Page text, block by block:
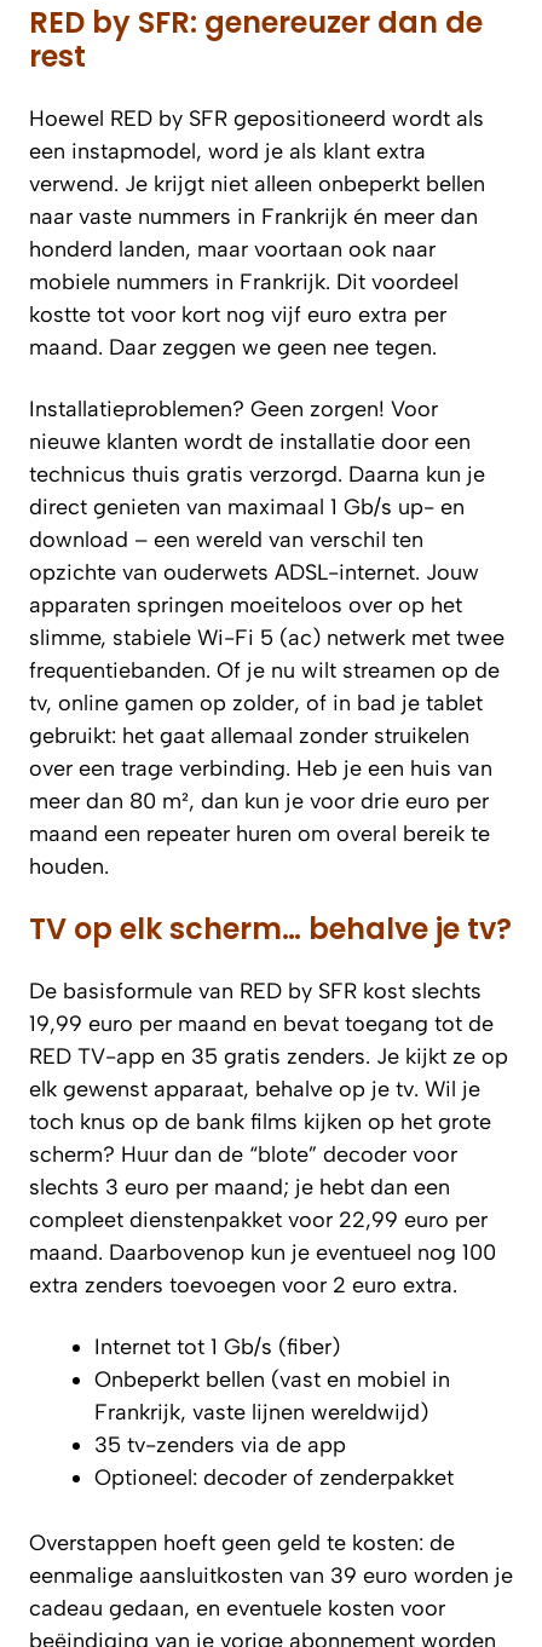
RED by SFR: genereuzer dan de
rest
Hoewel RED by SFR gepositioneerd wordt als
een instapmodel, word je als klant extra
verwend. Je krijgt niet alleen onbeperkt bellen
naar vaste nummers in Frankrijk én meer dan
honderd landen, maar voortaan ook naar
mobiele nummers in Frankrijk. Dit voordeel
kostte tot voor kort nog vijf euro extra per
maand. Daar zeggen we geen nee tegen.
Installatieproblemen? Geen zorgen! Voor
nieuwe klanten wordt de installatie door een
technicus thuis gratis verzorgd. Daarna kun je
direct genieten van maximaal 1 Gb/s up- en
download – een wereld van verschil ten
opzichte van ouderwets ADSL-internet. Jouw
apparaten springen moeiteloos over op het
slimme, stabiele Wi-Fi 5 (ac) netwerk met twee
frequentiebanden. Of je nu wilt streamen op de
tv, online gamen op zolder, of in bad je tablet
gebruikt: het gaat allemaal zonder struikelen
over een trage verbinding. Heb je een huis van
meer dan 80 m², dan kun je voor drie euro per
maand een repeater huren om overal bereik te
houden.
TV op elk scherm… behalve je tv?
De basisformule van RED by SFR kost slechts
19,99 euro per maand en bevat toegang tot de
RED TV-app en 35 gratis zenders. Je kijkt ze op
elk gewenst apparaat, behalve op je tv. Wil je
toch knus op de bank films kijken op het grote
scherm? Huur dan de “blote” decoder voor
slechts 3 euro per maand; je hebt dan een
compleet dienstenpakket voor 22,99 euro per
maand. Daarbovenop kun je eventueel nog 100
extra zenders toevoegen voor 2 euro extra.
Internet tot 1 Gb/s (fiber)
Onbeperkt bellen (vast en mobiel in
Frankrijk, vaste lijnen wereldwijd)
35 tv-zenders via de app
Optioneel: decoder of zenderpakket
Overstappen hoeft geen geld te kosten: de
eenmalige aansluitkosten van 39 euro worden je
cadeau gedaan, en eventuele kosten voor
beëindiging van je vorige abonnement worden